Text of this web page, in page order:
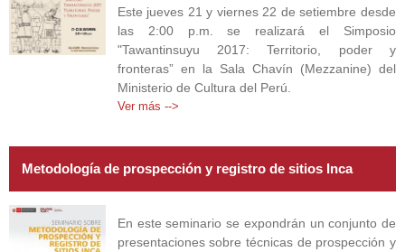
Este jueves 21 y viernes 22 de setiembre desde
las 2:00 p.m. se realizará el Simposio
"Tawantinsuyu 2017: Territorio, poder y
fronteras” en la Sala Chavín (Mezzanine) del
Ministerio de Cultura del Perú.
Ver más -->
Metodología de prospección y registro de sitios Inca
En este seminario se expondrán un conjunto de
presentaciones sobre técnicas de prospección y